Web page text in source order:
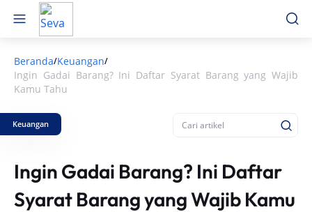
Beranda/Keuangan/
Ingin Gadai Barang? Ini Daftar Syarat Barang yang Wajib
Kamu Tahu
Keuangan
Ingin Gadai Barang? Ini Daftar
Syarat Barang yang Wajib Kamu